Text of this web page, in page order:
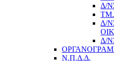
Δ/
ΤΜ.
Δ/
Δ/
Ν.Π.Δ.Δ.